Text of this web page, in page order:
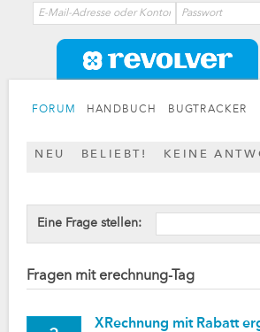
FORUM HANDBUCH BUGTRACKER
NEU BELIEBT! KEINE
Eine Frage stellen:
Fragen mit erechnung-Tag
XRechnung mit Rabatt